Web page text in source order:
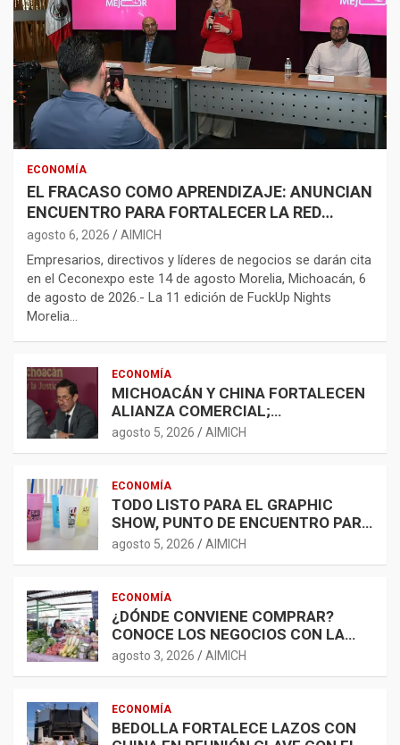
ECONOMÍA
EL FRACASO COMO APRENDIZAJE: ANUNCIAN
ENCUENTRO PARA FORTALECER LA RED
EMPRENDEDORA
agosto 6, 2026 AIMICH
Empresarios, directivos y líderes de negocios se darán cita
en el Ceconexpo este 14 de agosto Morelia, Michoacán, 6
de agosto de 2026.- La 11 edición de FuckUp Nights
Morelia…
ECONOMÍA
MICHOACÁN Y CHINA FORTALECEN
ALIANZA COMERCIAL;
AGROINDUSTRIA, TECNOLOGÍA Y
agosto 5, 2026 AIMICH
ECONOMÍA
TODO LISTO PARA EL GRAPHIC
SHOW, PUNTO DE ENCUENTRO PARA
LA INDUSTRIA GRÁFICA Y EL
agosto 5, 2026 AIMICH
ECONOMÍA
¿DÓNDE CONVIENE COMPRAR?
CONOCE LOS NEGOCIOS CON LA
CANASTA BÁSICA MÁS ACCESIBLE
agosto 3, 2026 AIMICH
ECONOMÍA
BEDOLLA FORTALECE LAZOS CON